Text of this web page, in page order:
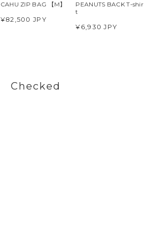
CAHU ZIP BAG 【M】
¥82,500 JPY
PEANUTS BACK T-shir
t
¥6,930 JPY
Checked